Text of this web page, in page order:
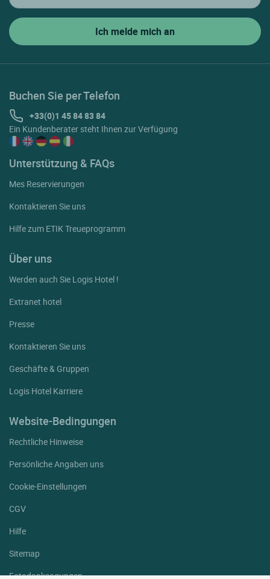
Buchen Sie per Telefon
+33(0)1 45 84 83 84
Ein Kundenberater steht Ihnen zur Verfügung
Unterstützung & FAQs
Mes Reservierungen
Kontaktieren Sie uns
Hilfe zum ETIK Treueprogramm
Über uns
Werden auch Sie Logis Hotel !
Extranet hotel
Presse
Kontaktieren Sie uns
Geschäfte & Gruppen
Logis Hotel Karriere
Website-Bedingungen
Rechtliche Hinweise
Persönliche Angaben uns
Cookie-Einstellungen
CGV
Hilfe
Sitemap
Fotodanksagungen